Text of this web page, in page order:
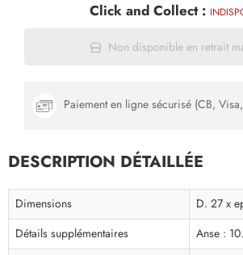
Click and Collect :
Non disponible en retrait
Paiement en ligne sécurisé (CB,
DESCRIPTION DÉTAILLÉE
Dimensions
D. 27 x
Détails supplémentaires
Anse :